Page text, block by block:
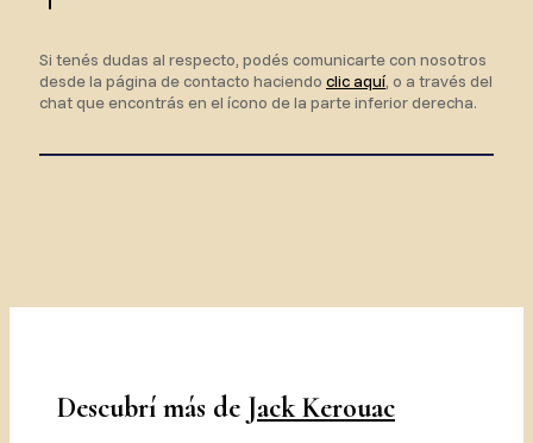
Si tenés dudas al respecto, podés comunicarte con nosotros
desde la página de contacto haciendo clic aquí, o a través del
chat que encontrás en el ícono de la parte inferior derecha.
Descubrí más de Jack Kerouac